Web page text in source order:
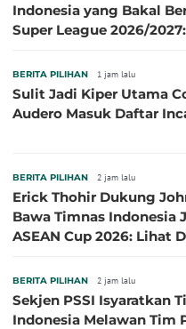
Indonesia yang Bakal
Super League 2026/
BERITA PILIHAN 1 jam lalu
Sulit Jadi Kiper Utama
Audero Masuk Daftar
BERITA PILIHAN 2 jam lalu
Erick Thohir Dukung
Bawa Timnas Indonesia
ASEAN Cup 2026: Lihat
BERITA PILIHAN 2 jam lalu
Sekjen PSSI Isyaratkan
Indonesia Melawan Tim